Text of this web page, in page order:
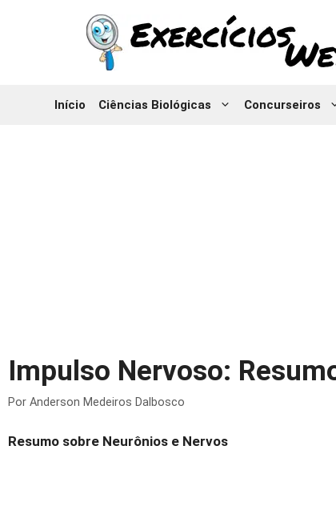
Início Ciências Biológicas Concurseiros
Impulso Nervoso:
Por Anderson Medeiros Dalbosco
Resumo sobre Neurônios e Nervos